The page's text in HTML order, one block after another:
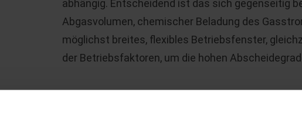
abhängig. Entscheidend ist das sich gegenseitig
Abgasvolumen, chemischer Beladung des
möglichst breites, flexibles Betriebsfenster,
der Betriebsfaktoren, um die hohen